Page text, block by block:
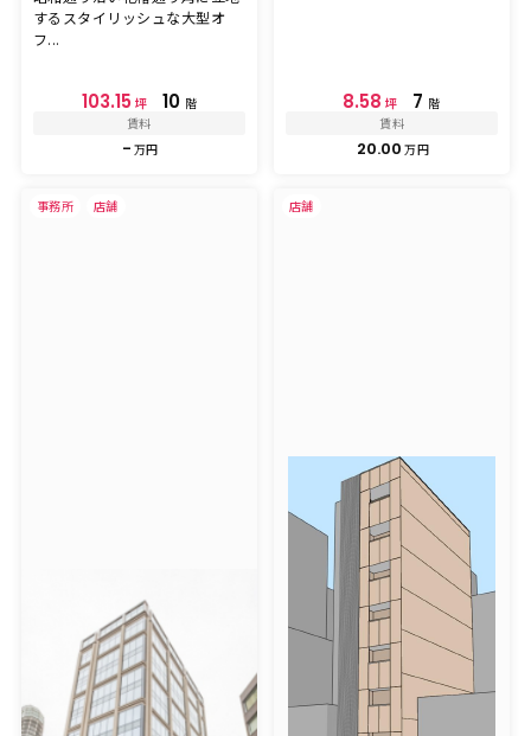
するスタイリッシュな大型オ
フ...
103.15 坪 10 階
賃料
- 万円
8.58 坪 7 階
賃料
20.00 万円
事務所 店舗 店舗